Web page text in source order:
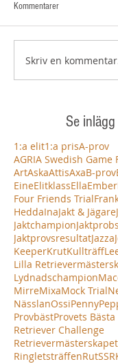
Kommentarer
Skriv en
Se
1:a elit1:a prisA-prov
AGRIA Swedish Game
ArtAskaAttisAxaB-prov
EineElitklassEllaEmber
Four Friends Trial
HeddaInaJakt & Jägare
Jaktchampion
JaktprovsresultatJazza
KeeperKrutKullträff
Lilla
Lydnadschampion
MirreMixaMock Trial
NässlanOssiPenny
ProvbästProvets
Retriever Challenge
Retrievermästerskapet
RingletsträffenRut